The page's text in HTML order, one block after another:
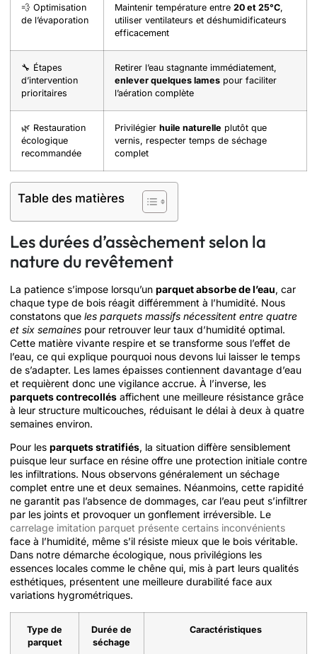
💨 Optimisation
de l’évaporation
Maintenir température entre 20 et 25°C,
utiliser ventilateurs et déshumidificateurs
efficacement
🔧 Étapes
d’intervention
prioritaires
Retirer l’eau stagnante immédiatement,
enlever quelques lames pour faciliter
l’aération complète
🌿 Restauration
écologique
recommandée
Privilégier huile naturelle plutôt que
vernis, respecter temps de séchage
complet
Table des matières
Les durées d’assèchement selon la
nature du revêtement
La patience s’impose lorsqu’un parquet absorbe de l’eau, car
chaque type de bois réagit différemment à l’humidité. Nous
constatons que les parquets massifs nécessitent entre quatre
et six semaines pour retrouver leur taux d’humidité optimal.
Cette matière vivante respire et se transforme sous l’effet de
l’eau, ce qui explique pourquoi nous devons lui laisser le temps
de s’adapter. Les lames épaisses contiennent davantage d’eau
et requièrent donc une vigilance accrue. À l’inverse, les
parquets contrecollés affichent une meilleure résistance grâce
à leur structure multicouches, réduisant le délai à deux à quatre
semaines environ.
Pour les parquets stratifiés, la situation diffère sensiblement
puisque leur surface en résine offre une protection initiale contre
les infiltrations. Nous observons généralement un séchage
complet entre une et deux semaines. Néanmoins, cette rapidité
ne garantit pas l’absence de dommages, car l’eau peut s’infiltrer
par les joints et provoquer un gonflement irréversible. Le
carrelage imitation parquet présente certains inconvénients
face à l’humidité, même s’il résiste mieux que le bois véritable.
Dans notre démarche écologique, nous privilégions les
essences locales comme le chêne qui, mis à part leurs qualités
esthétiques, présentent une meilleure durabilité face aux
variations hygrométriques.
Type de
parquet
Durée de
séchage
Caractéristiques